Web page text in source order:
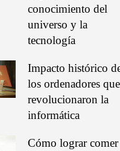
conocimiento del
universo y la
tecnología
Impacto histórico
los ordenadores que
revolucionaron la
informática
Cómo lograr comer